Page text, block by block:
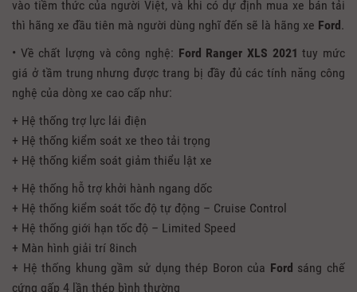
vào tiềm thức của người Việt, và khi có dự định mua xe bán tải
thì hãng xe đầu tiên mà người dùng nghĩ đến sẽ là hãng xe Ford.
• Về chất lượng và công nghệ: Ford Ranger XLS 2021 tuy mức
giá ở tầm trung nhưng được trang bị đầy đủ các tính năng công
nghệ của dòng xe cao cấp như:
+ Hệ thống trợ lực lái điện
+ Hệ thống kiểm soát xe theo tải trọng
+ Hệ thống kiểm soát giảm thiểu lật xe
+ Hệ thống hỗ trợ khởi hành ngang dốc
+ Hệ thống kiểm soát tốc độ tự động – Cruise Control
+ Hệ thống giới hạn tốc độ – Limited Speed
+ Màn hình giải trí 8inch
+ Hệ thống khung gầm sử dụng thép Boron của Ford sáng chế
cứng gấp 4 lần thép bình thường